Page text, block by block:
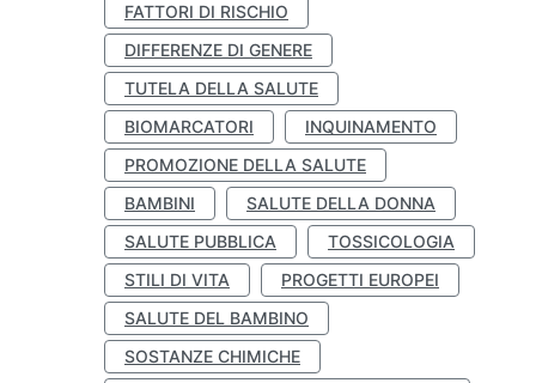
FATTORI DI RISCHIO
DIFFERENZE DI GENERE
TUTELA DELLA SALUTE
BIOMARCATORI
INQUINAMENTO
PROMOZIONE DELLA SALUTE
BAMBINI
SALUTE DELLA DONNA
SALUTE PUBBLICA
TOSSICOLOGIA
STILI DI VITA
PROGETTI EUROPEI
SALUTE DEL BAMBINO
SOSTANZE CHIMICHE